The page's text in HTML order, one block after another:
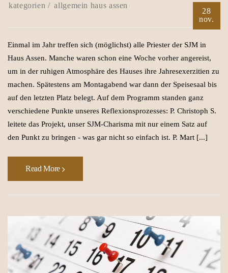
allgemein haus assen
28
nov.
Einmal im Jahr treffen sich (möglichst) alle Priester der SJM in
Haus Assen. Manche waren schon eine Woche vorher angereist,
um in der ruhigen Atmosphäre des Hauses ihre Jahresexerzitien zu
machen. Spätestens am Montagabend war dann der Speisesaal bis
auf den letzten Platz belegt. Auf dem Programm standen ganz
verschiedene Punkte unseres Reflexionsprozesses: P. Christoph S.
leitete das Projekt, unser SJM-Charisma mit nur einem Satz auf
den Punkt zu bringen - was gar nicht so einfach ist. P. Mart [...]
Read More